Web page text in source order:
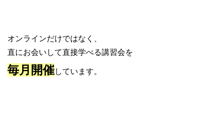
オンラインだけではなく、
直にお会いして直接学べる講習会を
毎月開催しています。